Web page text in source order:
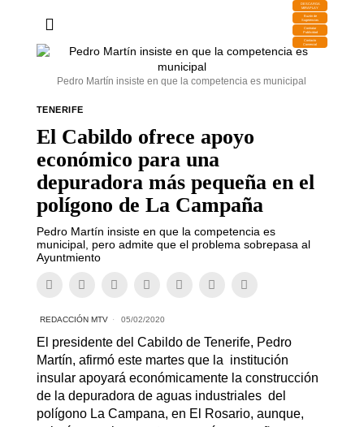
DESCARGA
MIRAPLAY
Buzón de
Sugerencias
Contratar
Publicidad
Contacto
Comercial
Pedro Martín insiste en que la competencia es municipal
TENERIFE
El Cabildo ofrece apoyo
económico para una
depuradora más pequeña en el
polígono de La Campaña
Pedro Martín insiste en que la competencia es
municipal, pero admite que el problema sobrepasa al
Ayuntmiento
REDACCIÓN MTV 05/02/2020
El presidente del Cabildo de Tenerife, Pedro
Martín, afirmó este martes que la institución
insular apoyará económicamente la construcción
de la depuradora de aguas industriales del
polígono La Campana, en El Rosario, aunque,